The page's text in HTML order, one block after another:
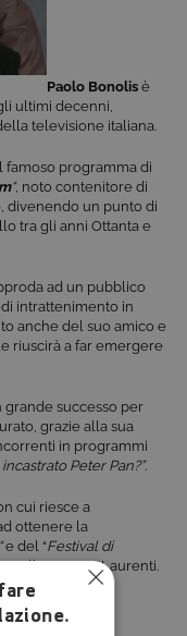
Paolo Bonolis è
ultimi decenni,
televisione italiana.
famoso programma di
“, noto contenitore di
divenendo un punto di
tra gli anni Ottanta e
ad un pubblico
intrattenimento in
anche del suo amico e
riuscirà a far emergere
grande successo per
grazie alla sua
in programmi
Peter Pan?”.
cui riesce a
ottenere la
e del “Festival di
collega Luca Laurenti.